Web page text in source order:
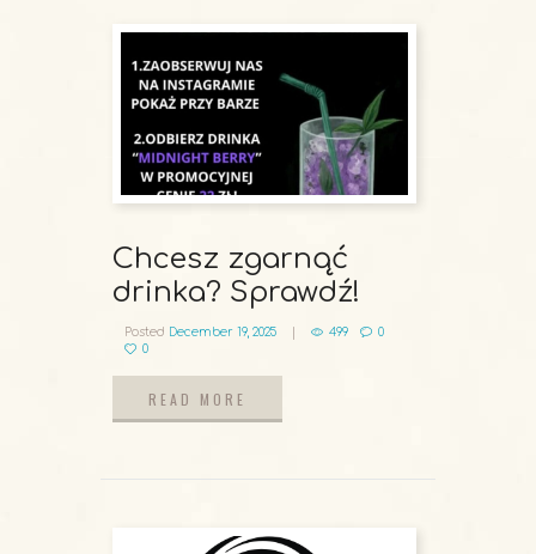
Chcesz zgarnąć
drinka? Sprawdź!
Posted December 19, 2025 499
0
0
READ MORE